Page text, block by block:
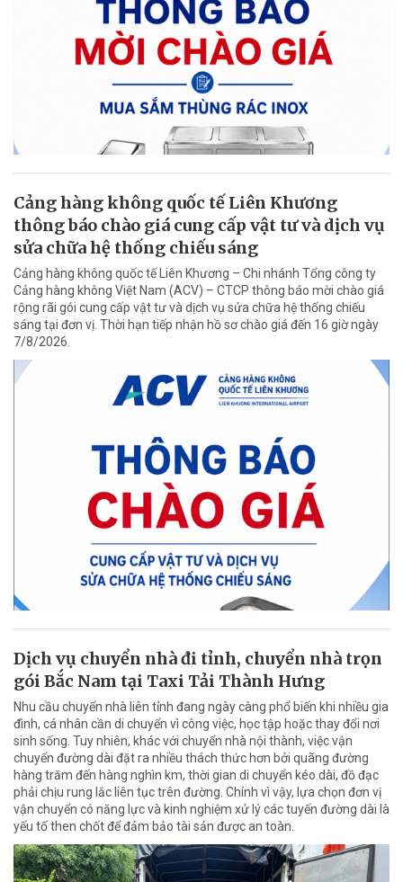
Cảng hàng không quốc tế Liên Khương
thông báo chào giá cung cấp vật tư và dịch vụ
sửa chữa hệ thống chiếu sáng
Cảng hàng không quốc tế Liên Khương – Chi nhánh Tổng công ty
Cảng hàng không Việt Nam (ACV) – CTCP thông báo mời chào giá
rộng rãi gói cung cấp vật tư và dịch vụ sửa chữa hệ thống chiếu
sáng tại đơn vị. Thời hạn tiếp nhận hồ sơ chào giá đến 16 giờ ngày
7/8/2026.
Dịch vụ chuyển nhà đi tỉnh, chuyển nhà trọn
gói Bắc Nam tại Taxi Tải Thành Hưng
Nhu cầu chuyển nhà liên tỉnh đang ngày càng phổ biến khi nhiều gia
đình, cá nhân cần di chuyển vì công việc, học tập hoặc thay đổi nơi
sinh sống. Tuy nhiên, khác với chuyển nhà nội thành, việc vận
chuyển đường dài đặt ra nhiều thách thức hơn bởi quãng đường
hàng trăm đến hàng nghìn km, thời gian di chuyển kéo dài, đồ đạc
phải chịu rung lắc liên tục trên đường. Chính vì vậy, lựa chọn đơn vị
vận chuyển có năng lực và kinh nghiệm xử lý các tuyến đường dài là
yếu tố then chốt để đảm bảo tài sản được an toàn.